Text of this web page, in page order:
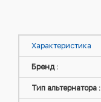
Характеристика
Бренд :
Тип альтернатора :